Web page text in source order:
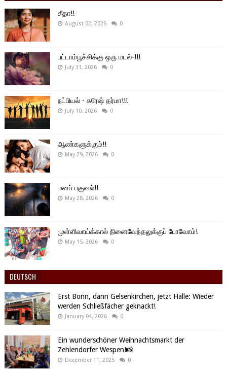
சீதா!!
August 02, 2026 0
பட்டாம்பூச்சிக்கு ஒரு மடல்-!!!
July 31, 2026 0
நட்பியல் - சுரேஷ் தர்மா!!!
July 10, 2026 0
ஆண்களுக்கும்!!
May 29, 2026 0
மனப் பகுவல்!!
May 28, 2026 0
முள்ளிவாய்க்கால் நினைவேந்தலுக்குப் போவோம்!
May 15, 2026 0
DEUTSCH
Erst Bonn, dann Gelsenkirchen, jetzt Halle: Wieder
werden Schließfächer geknackt!
January 04, 2026 0
Ein wunderschöner Weihnachtsmarkt der
Zehlendorfer Wespen!📸
December 11, 2025 0